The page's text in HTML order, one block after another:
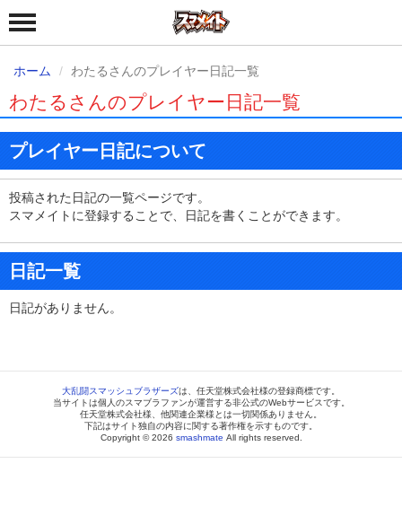
ホーム わたるさんのプレイヤー日記一覧
わたるさんのプレイヤー日記一覧
プレイヤー日記について
投稿された日記の一覧ページです。
スマメイトに登録することで、日記を書くことができます。
日記一覧
日記がありません。
大乱闘スマッシュブラザーズは、任天堂株式会社様の登録商標です。
当サイトは個人のスマブラファンが運営する非公式のWebサービスです。
任天堂株式会社様、他関連企業様とは一切関係ありません。
下記はサイト独自の内容に関する著作権を示すものです。
Copyright © 2026 smashmate All rights reserved.